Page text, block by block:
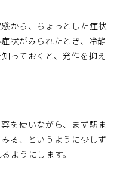
から、ちょっとした症状
状がみられたとき、冷静
っておくと、発作を抑え
を使いながら、まず駅ま
る、というように少しず
ようにします。